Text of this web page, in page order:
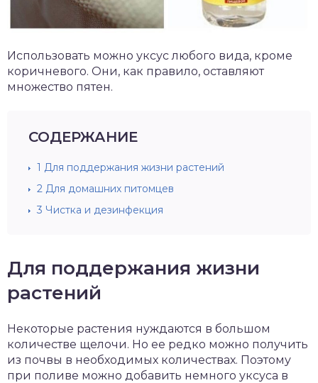
Использовать можно уксус любого вида, кроме
коричневого. Они, как правило, оставляют
множество пятен.
СОДЕРЖАНИЕ
1 Для поддержания жизни растений
2 Для домашних питомцев
3 Чистка и дезинфекция
Для поддержания жизни
растений
Некоторые растения нуждаются в большом
количестве щелочи. Но ее редко можно получить
из почвы в необходимых количествах. Поэтому
при поливе можно добавить немного уксуса в